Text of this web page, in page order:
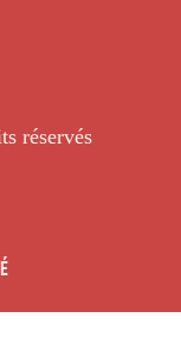
réservés